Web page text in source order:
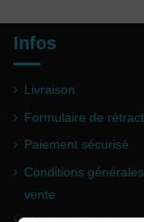
Infos
Livraison
Formulaire de
Paiement sécurisé
Conditions
vente